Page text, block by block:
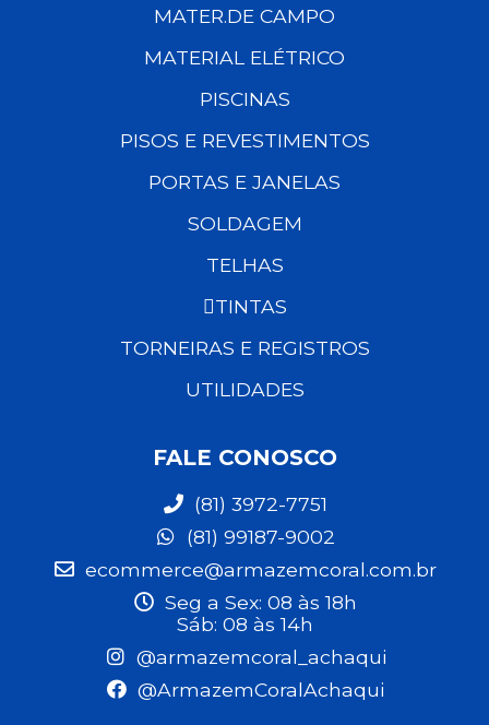
MATER.DE CAMPO
MATERIAL ELÉTRICO
PISCINAS
PISOS E REVESTIMENTOS
PORTAS E JANELAS
SOLDAGEM
TELHAS
TINTAS
TORNEIRAS E REGISTROS
UTILIDADES
FALE CONOSCO
(81) 3972-7751
(81) 99187-9002
ecommerce@armazemcoral.com.br
Seg a Sex: 08 às 18h
Sáb: 08 às 14h
@armazemcoral_achaqui
@ArmazemCoralAchaqui